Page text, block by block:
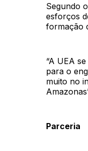
Segundo
esforços
formação
“A UEA
para o
muito no
Parceria